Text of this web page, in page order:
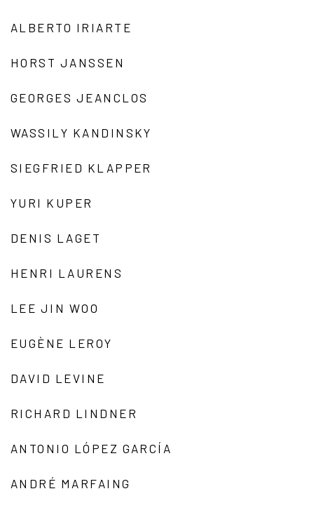
ALBERTO IRIARTE
HORST JANSSEN
GEORGES JEANCLOS
WASSILY KANDINSKY
SIEGFRIED KLAPPER
YURI KUPER
DENIS LAGET
HENRI LAURENS
LEE JIN WOO
EUGÈNE LEROY
DAVID LEVINE
RICHARD LINDNER
ANTONIO LÓPEZ GARCÍA
ANDRÉ MARFAING